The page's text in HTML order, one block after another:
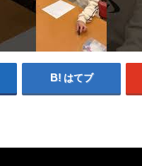
はてブ